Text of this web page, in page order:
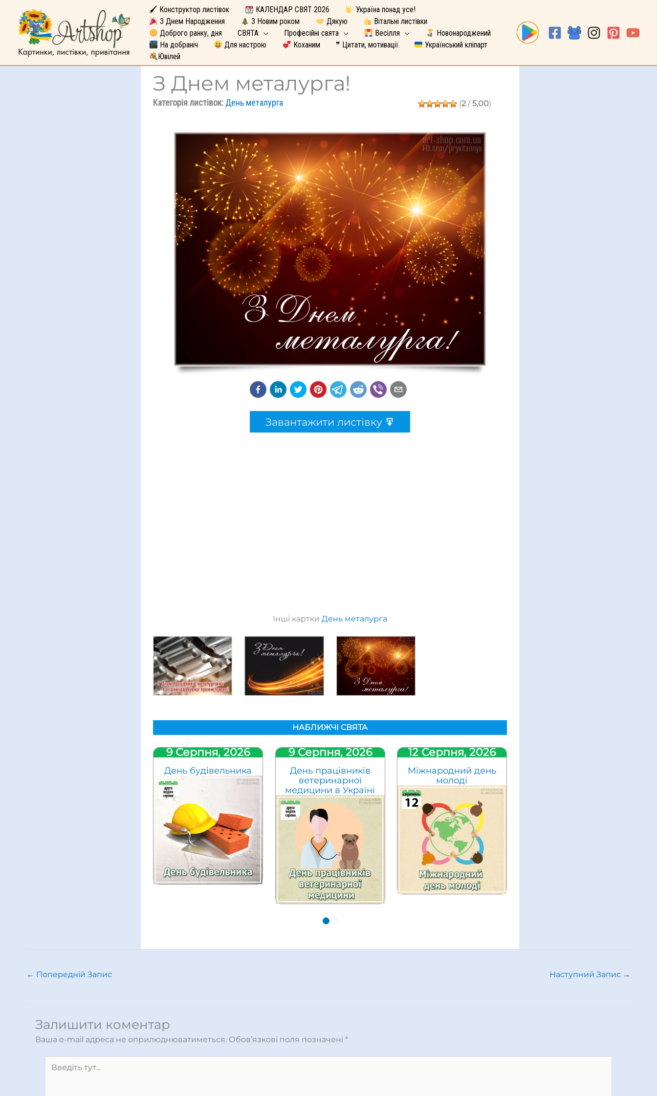
🖌 Конструктор листівок КАЛЕНДАР СВЯТ 2026
Україна понад усе!
З Днем Народження
З Новим роком Дякую
Вітальні листівки
Доброго ранку, дня
СВЯТА Професійні свята Весілля
Новонароджений
На добраніч
Для настрою Коханим ❞ Цитати, мотивації
Український кліпарт
Ювілей
З Днем металурга!
Категорія листівок: День металурга (2 /5,00)
Завантажити листівку
Інші карткиДень металурга
НАБЛИЖЧІ СВЯТА
9 Серпня, 2026
День будівельника
9 Серпня, 2026
День працівників
ветеринарної
медицини в Україні
12 Серпня, 2026
Міжнародний день
молоді
← Попередній Запис Наступний Запис →
Залишити коментар
Ваша e-mail адреса не оприлюднюватиметься. Обов’язкові поля позначені *
тут...